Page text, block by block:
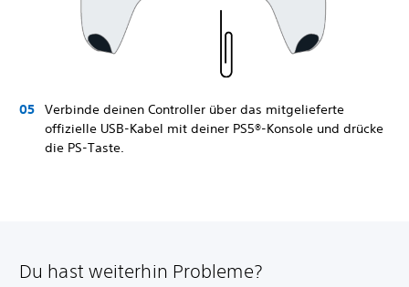
Verbinde deinen Controller über das mitgelieferte
offizielle USB-Kabel mit deiner PS5®-Konsole und drücke
die PS-Taste.
Du hast weiterhin Probleme?